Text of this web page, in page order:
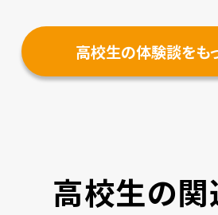
高校生の体験談をも
高校生の